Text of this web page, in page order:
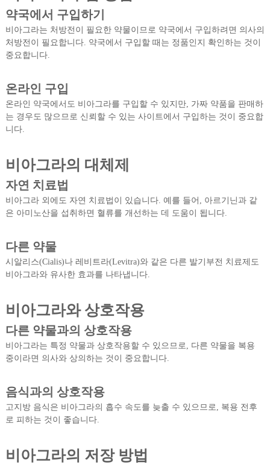
약국에서 구입하기
비아그라는 처방전이 필요한 약물이므로 약국에서 구입하려면 의사의
처방전이 필요합니다. 약국에서 구입할 때는 정품인지 확인하는 것이
중요합니다.
온라인 구입
온라인 약국에서도 비아그라를 구입할 수 있지만, 가짜 약품을 판매하
는 경우도 많으므로 신뢰할 수 있는 사이트에서 구입하는 것이 중요합
니다.
비아그라의 대체제
자연 치료법
비아그라 외에도 자연 치료법이 있습니다. 예를 들어, 아르기닌과 같
은 아미노산을 섭취하면 혈류를 개선하는 데 도움이 됩니다.
다른 약물
시알리스(Cialis)나 레비트라(Levitra)와 같은 다른 발기부전 치료제도
비아그라와 유사한 효과를 나타냅니다.
비아그라와 상호작용
다른 약물과의 상호작용
비아그라는 특정 약물과 상호작용할 수 있으므로, 다른 약물을 복용
중이라면 의사와 상의하는 것이 중요합니다.
음식과의 상호작용
고지방 음식은 비아그라의 흡수 속도를 늦출 수 있으므로, 복용 전후
로 피하는 것이 좋습니다.
비아그라의 저장 방법